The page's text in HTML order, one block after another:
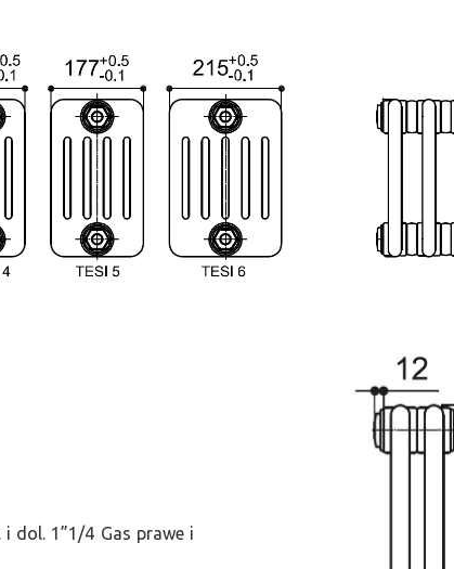
dol. 1”1/4 Gas prawe i